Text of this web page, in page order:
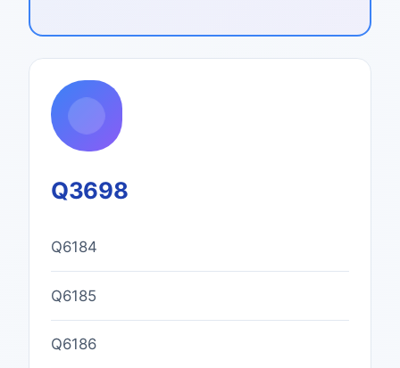
Q3698
Q6184
Q6185
Q6186